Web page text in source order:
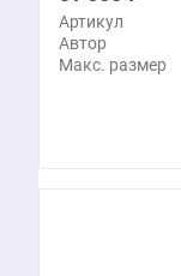
Артикул
Автор
Макс. размер